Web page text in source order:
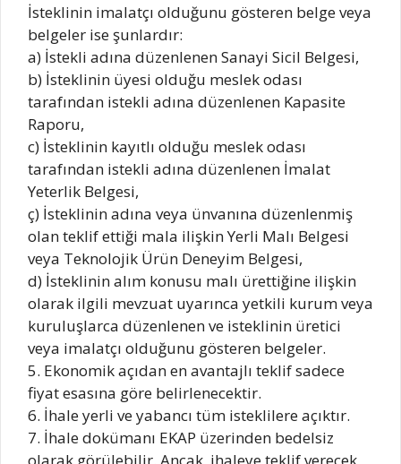
İsteklinin imalatçı olduğunu gösteren belge veya
belgeler ise şunlardır:
a) İstekli adına düzenlenen Sanayi Sicil Belgesi,
b) İsteklinin üyesi olduğu meslek odası
tarafından istekli adına düzenlenen Kapasite
Raporu,
c) İsteklinin kayıtlı olduğu meslek odası
tarafından istekli adına düzenlenen İmalat
Yeterlik Belgesi,
ç) İsteklinin adına veya ünvanına düzenlenmiş
olan teklif ettiği mala ilişkin Yerli Malı Belgesi
veya Teknolojik Ürün Deneyim Belgesi,
d) İsteklinin alım konusu malı ürettiğine ilişkin
olarak ilgili mevzuat uyarınca yetkili kurum veya
kuruluşlarca düzenlenen ve isteklinin üretici
veya imalatçı olduğunu gösteren belgeler.
5. Ekonomik açıdan en avantajlı teklif sadece
fiyat esasına göre belirlenecektir.
6. İhale yerli ve yabancı tüm isteklilere açıktır.
7. İhale dokümanı EKAP üzerinden bedelsiz
olarak görülebilir. Ancak, ihaleye teklif verecek